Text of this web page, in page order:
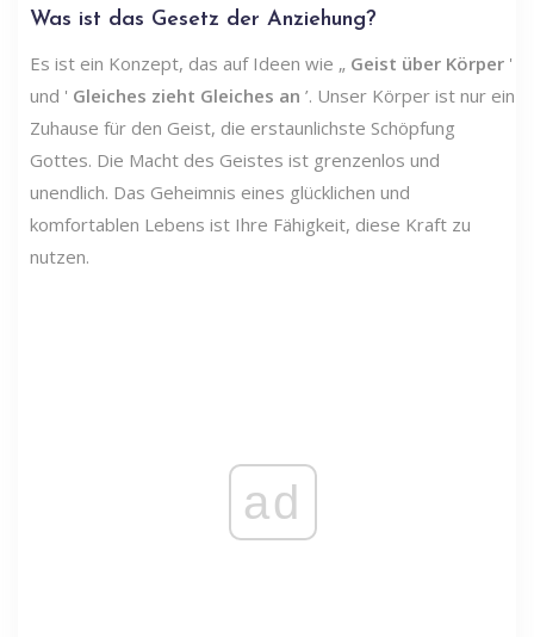
Was ist das Gesetz der Anziehung?
Es ist ein Konzept, das auf Ideen wie „ Geist über Körper '
und ' Gleiches zieht Gleiches an ’. Unser Körper ist nur ein
Zuhause für den Geist, die erstaunlichste Schöpfung
Gottes. Die Macht des Geistes ist grenzenlos und
unendlich. Das Geheimnis eines glücklichen und
komfortablen Lebens ist Ihre Fähigkeit, diese Kraft zu
nutzen.
ad